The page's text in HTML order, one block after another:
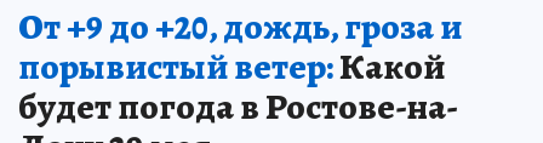
От +9 до +20, дождь, гроза и
порывистый ветер:Какой
будет погода в Ростове-на-